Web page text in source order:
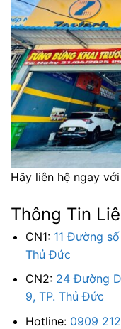
Hãy liên hệ ngay với
Thông Tin
CN1: 11 Đường
Thủ Đức
CN2: 24 Đường
9, TP. Thủ Đức
Hotline: 0909